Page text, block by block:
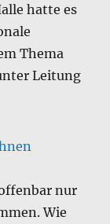
hatte es
Thema
Leitung
nur
Wie